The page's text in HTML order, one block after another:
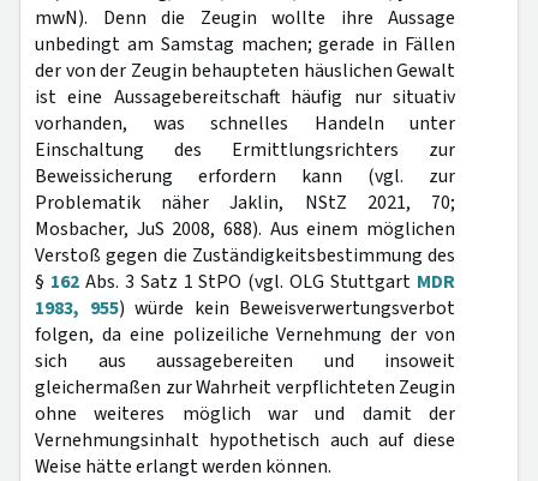
mwN). Denn die Zeugin wollte ihre Aussage
unbedingt am Samstag machen; gerade in Fällen
der von der Zeugin behaupteten häuslichen Gewalt
ist eine Aussagebereitschaft häufig nur situativ
vorhanden, was schnelles Handeln unter
Einschaltung des Ermittlungsrichters zur
Beweissicherung erfordern kann (vgl. zur
Problematik näher Jaklin, NStZ 2021, 70;
Mosbacher, JuS 2008, 688). Aus einem möglichen
Verstoß gegen die Zuständigkeitsbestimmung des
§ 162Abs. 3 Satz 1 StPO (vgl. OLG Stuttgart MDR
1983, 955) würde kein Beweisverwertungsverbot
folgen, da eine polizeiliche Vernehmung der von
sich aus aussagebereiten und insoweit
gleichermaßen zur Wahrheit verpflichteten Zeugin
ohne weiteres möglich war und damit der
Vernehmungsinhalt hypothetisch auch auf diese
Weise hätte erlangt werden können.